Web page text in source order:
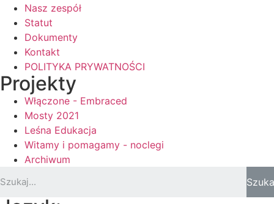
Nasz zespół
Statut
Dokumenty
Kontakt
POLITYKA PRYWATNOŚCI
Projekty
Włączone - Embraced
Mosty 2021
Leśna Edukacja
Witamy i pomagamy - noclegi
Archiwum